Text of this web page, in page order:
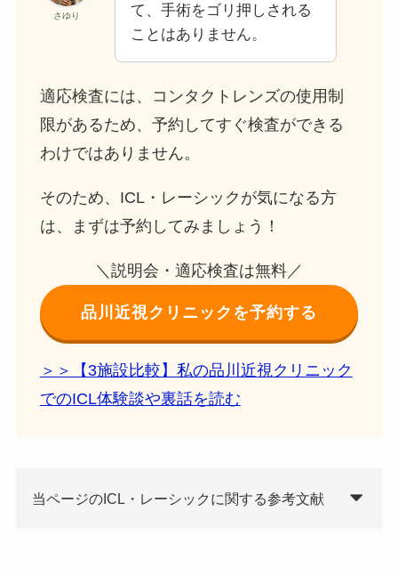
さゆり
て、手術をゴリ押しされる
ことはありません。
適応検査には、コンタクトレンズの使用制
限があるため、予約してすぐ検査ができる
わけではありません。
そのため、ICL・レーシックが気になる方
は、まずは予約してみましょう！
＼説明会・適応検査は無料／
品川近視クリニックを予約する
＞＞【3施設比較】私の品川近視クリニック
でのICL体験談や裏話を読む
当ページのICL・レーシックに関する参考文献